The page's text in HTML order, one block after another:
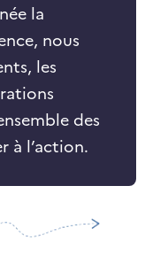
la
nous
les
des
à l’action.